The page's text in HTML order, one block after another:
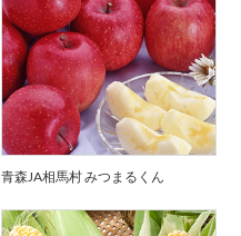
青森JA相馬村 みつまるくん